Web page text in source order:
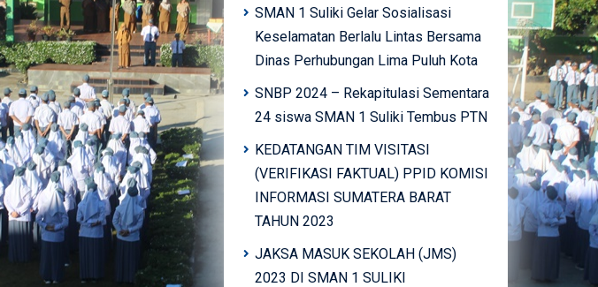
SMAN 1 Suliki Gelar Sosialisasi
Keselamatan Berlalu Lintas Bersama
Dinas Perhubungan Lima Puluh Kota
SNBP 2024 – Rekapitulasi Sementara
24 siswa SMAN 1 Suliki Tembus PTN
KEDATANGAN TIM VISITASI
(VERIFIKASI FAKTUAL) PPID KOMISI
INFORMASI SUMATERA BARAT
TAHUN 2023
JAKSA MASUK SEKOLAH (JMS)
2023 DI SMAN 1 SULIKI